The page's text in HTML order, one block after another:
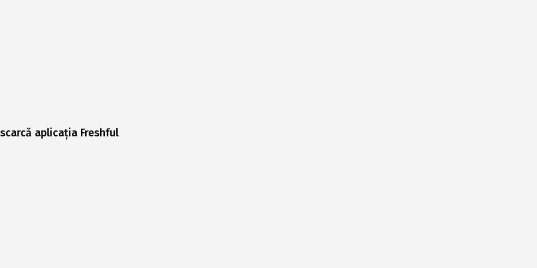
aplicația Freshful